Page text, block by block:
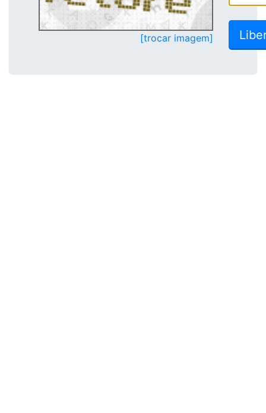
[trocar imagem]